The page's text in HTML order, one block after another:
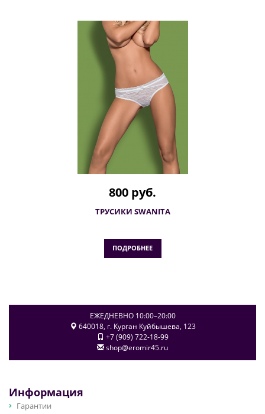
800 руб.
ТРУСИКИ SWANITA
ПОДРОБНЕЕ
ЕЖЕДНЕВНО 10:00–20:00
640018, г. Курган Куйбышева, 123
+7 (909) 722-18-99
shop@eromir45.ru
Информация
Гарантии